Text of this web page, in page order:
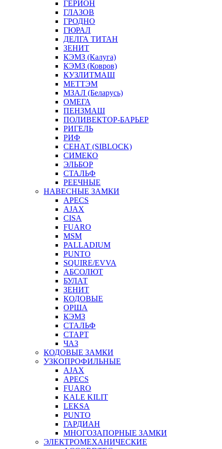
ГЕРИОН
ГЛАЗОВ
ГРОДНО
ГЮРАЛ
ДЕЛГА ТИТАН
ЗЕНИТ
КЭМЗ (Калуга)
КЭМЗ (Ковров)
КУЗЛИТМАШ
МЕТТЭМ
МЗАЛ (Беларусь)
ОМЕГА
ПЕНЗМАШ
ПОЛИВЕКТОР-БАРЬЕР
РИГЕЛЬ
РИФ
СЕНАТ (SIBLOCK)
СИМЕКО
ЭЛЬБОР
СТАЛЬФ
РЕЕЧНЫЕ
НАВЕСНЫЕ ЗАМКИ
APECS
AJAX
CISA
FUARO
MSM
PALLADIUM
PUNTO
SQUIRE/EVVA
АБСОЛЮТ
БУЛАТ
ЗЕНИТ
КОДОВЫЕ
ОРША
КЭМЗ
СТАЛЬФ
СТАРТ
ЧАЗ
КОДОВЫЕ ЗАМКИ
УЗКОПРОФИЛЬНЫЕ
AJAX
APECS
FUARO
KALE KILIT
LEKSA
PUNTO
ГАРДИАН
МНОГОЗАПОРНЫЕ ЗАМКИ
ЭЛЕКТРОМЕХАНИЧЕСКИЕ